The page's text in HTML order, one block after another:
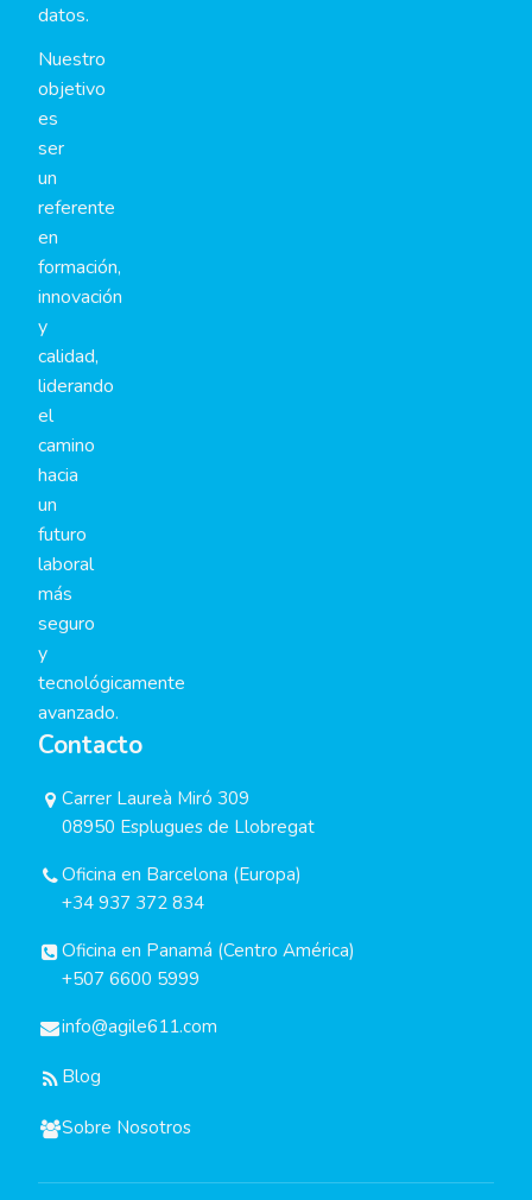
datos.
Nuestro
objetivo
es
ser
un
referente
en
formación,
innovación
y
calidad,
liderando
el
camino
hacia
un
futuro
laboral
más
seguro
y
tecnológicamente
avanzado.
Contacto
Carrer Laureà Miró 309
08950 Esplugues de Llobregat
Oficina en Barcelona (Europa)
+34 937 372 834
Oficina en Panamá (Centro América)
+507 6600 5999
info@agile611.com
Blog
Sobre Nosotros